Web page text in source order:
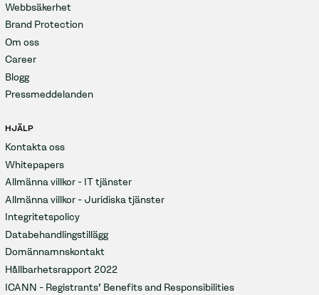
Webbsäkerhet
Brand Protection
Om oss
Career
Blogg
Pressmeddelanden
HJÄLP
Kontakta oss
Whitepapers
Allmänna villkor - IT tjänster
Allmänna villkor - Juridiska tjänster
Integritetspolicy
Databehandlingstillägg
Domännamnskontakt
Hållbarhetsrapport 2022
ICANN - Registrants' Benefits and Responsibilities